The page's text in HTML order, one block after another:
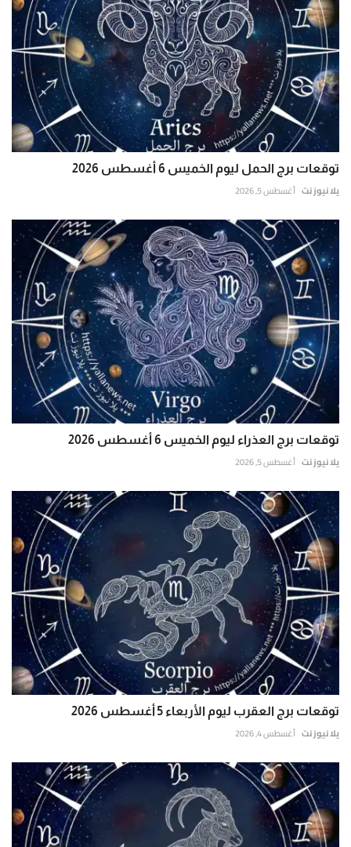
توقعات برج الحمل ليوم الخميس 6 أغسطس 2026
يلا نيوز نت أغسطس 5, 2026
توقعات برج العذراء ليوم الخميس 6 أغسطس 2026
يلا نيوز نت أغسطس 5, 2026
توقعات برج العقرب ليوم الأربعاء 5 أغسطس 2026
يلا نيوز نت أغسطس 4, 2026